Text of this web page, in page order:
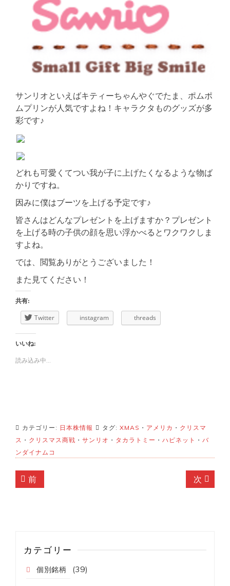
サンリオといえばキティーちゃんやぐでたま、ポムポ
ムプリンが人気ですよね！キャラクタものグッズが多
彩です♪
どれも可愛くてつい我が子に上げたくなるような物ば
かりですね。
因みに僕はブーツを上げる予定です♪
皆さんはどんなプレゼントを上げますか？プレゼント
を上げる時の子供の顔を思い浮かべるとワクワクしま
すよね。
では、閲覧ありがとうございました！
また見てください！
共有:
Twitter instagram threads
いいね:
読み込み中...
カテゴリー: 日本株情報 タグ: XMAS ・ アメリカ ・ クリスマ
ス ・ クリスマス商戦 ・ サンリオ ・ タカラトミー ・ ハピネット ・ バ
ンダイナムコ
投
ゲ
ー
前前
の
次 次
の
カテゴリー
個別銘柄 (39)